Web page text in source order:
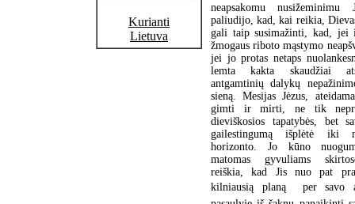
Kurianti
Lietuva
neapsakomu nusižeminimu
paliudijo, kad, kai reikia,
gali taip susimažinti, kad, jei
žmogaus riboto mąstymo
jei jo protas netaps
lemta kakta skaudžiai
antgamtinių dalykų
sieną. Mesijas Jėzus,
gimti ir mirti, ne tik
dieviškosios tapatybės, bet
gailestingumą išplėtė iki
horizonto. Jo kūno
matomas gyvuliams
reiškia, kad Jis nuo pat
kilniausią planą  per savo